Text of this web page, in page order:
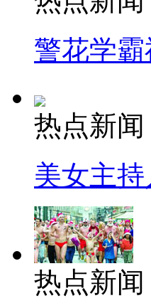
警花学
热点新闻
美女主
热点新闻